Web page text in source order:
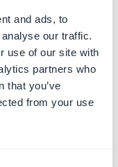
and ads, to
our traffic.
use of our site with
partners who
that you’ve
from your use
o seu convite,
ao Suporte para
direito do seu